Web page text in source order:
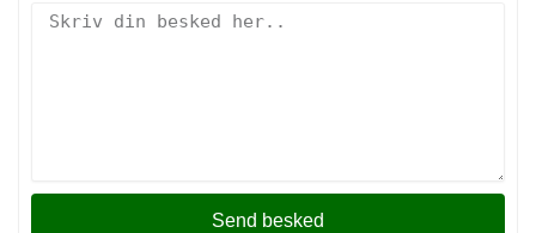
Send besked